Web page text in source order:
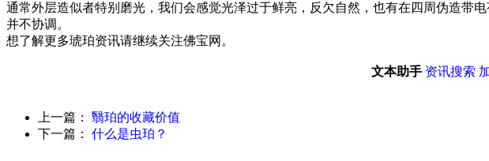
通常外层造似者特别磨光，我们会感觉光泽过于鲜亮，反欠自然，也有在四周伪造带
并不协调。
想了解更多琥珀资讯请继续关注佛宝网。
文本助手 资讯搜索
上一篇： 翳珀的收藏价值
下一篇： 什么是虫珀？